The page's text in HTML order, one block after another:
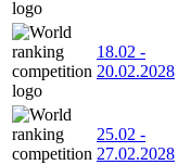
18.02 -
20.02.2028
25.02 -
27.02.2028